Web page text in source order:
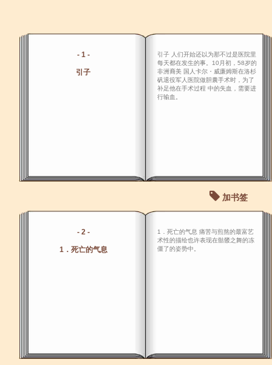
- 1 -
引子
引子 人们开始还以为那不过是医院里
每天都在发生的事。10月初，58岁的
非洲裔美 国人卡尔・威廉姆斯在洛杉
矾退役军人医院做胆囊手术时，为了
补足他在手术过程 中的失血，需要进
行输血。
加书签
- 2 -
1．死亡的气息
1．死亡的气息 痛苦与煎熬的最富艺
术性的描绘也许表现在骷髅之舞的冻
僵了的姿势中。